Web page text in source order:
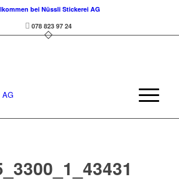
bei Nüssli Stickerei AG
078 823 97 24